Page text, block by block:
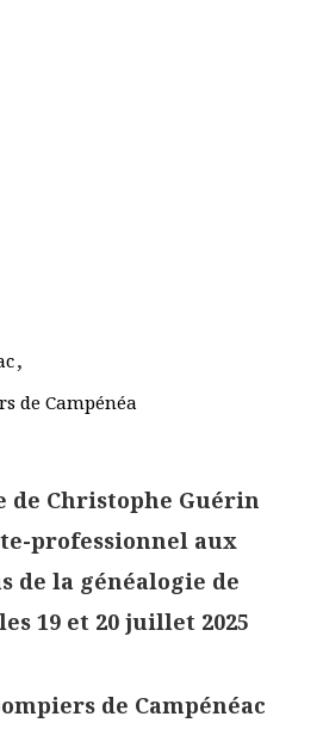
,
de Campénéa
de Christophe Guérin
professionnel aux
de la généalogie de
19 et 20 juillet 2025
de Campénéac